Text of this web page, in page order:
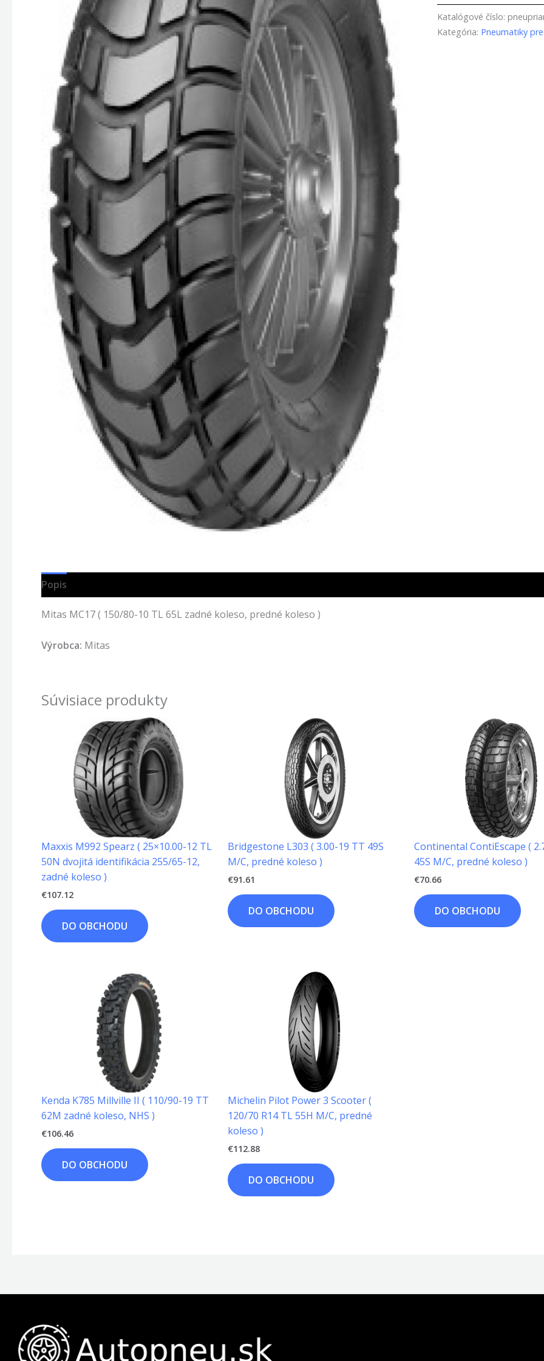
Katalógové číslo:
Kategória: Pneumatiky
Popis
Mitas MC17 ( 150/80-10 TL 65L zadné koleso, predné koleso )
Výrobca: Mitas
Súvisiace produkty
Maxxis M992 Spearz ( 25×10.00-12 TL
50N dvojitá identifikácia 255/65-12,
zadné koleso )
€107.12
DO OBCHODU
Bridgestone L303 ( 3.00-19 TT 49S
M/C, predné koleso )
€91.61
DO OBCHODU
Continental ContiEscape (
45S M/C, predné koleso )
€70.66
DO OBCHODU
Kenda K785 Millville II ( 110/90-19 TT
62M zadné koleso, NHS )
€106.46
DO OBCHODU
Michelin Pilot Power 3 Scooter (
120/70 R14 TL 55H M/C, predné
koleso )
€112.88
DO OBCHODU